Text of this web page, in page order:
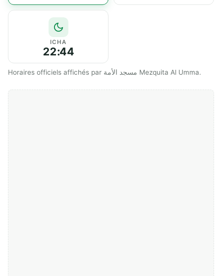
ICHA
22:44
Horaires officiels affichés par مسجد الأمة Mezquita Al Umma.